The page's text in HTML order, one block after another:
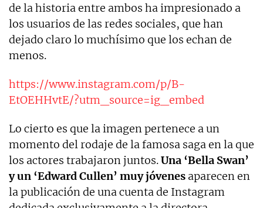
de la historia entre ambos ha impresionado a
los usuarios de las redes sociales, que han
dejado claro lo muchísimo que los echan de
menos.
https://www.instagram.com/p/B-
EtOEHHvtE/?utm_source=ig_embed
Lo cierto es que la imagen pertenece a un
momento del rodaje de la famosa saga en la que
los actores trabajaron juntos.Una ‘Bella Swan’
y un ‘Edward Cullen’ muy jóvenes aparecen en
la publicación de una cuenta de Instagram